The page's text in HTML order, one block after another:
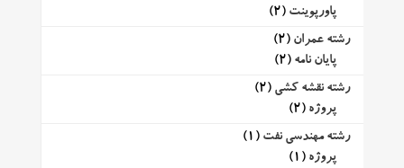
پاورپوینت (2)
رشته عمران (2)
پایان نامه (2)
رشته نقشه کشی (2)
پروژه (2)
رشته مهندسی نفت (1)
پروژه (1)